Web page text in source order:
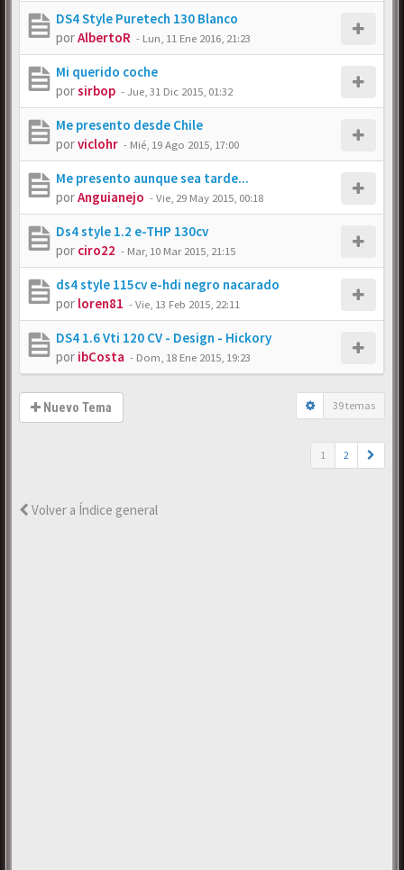
DS4 Style Puretech 130 Blanco
porAlbertoR - Lun, 11 Ene 2016, 21:23
Mi querido coche
porsirbop -Jue, 31 Dic 2015, 01:32
Me presento desde Chile
porviclohr - Mié, 19 Ago 2015, 17:00
Me presento aunque sea tarde...
porAnguianejo -Vie, 29 May 2015, 00:18
Ds4 style 1.2 e-THP 130cv
por ciro22 - Mar, 10 Mar 2015, 21:15
ds4 style 115cv e-hdi negro nacarado
por loren81 -Vie, 13 Feb 2015, 22:11
DS4 1.6 Vti 120 CV - Design - Hickory
por ibCosta - Dom, 18 Ene 2015, 19:23
Nuevo Tema 39 temas
1 2
Volver a Índice general